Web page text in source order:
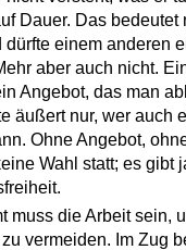
Dauer. Das bedeutet
dürfte einem anderen
aber auch nicht.
Angebot, das man
äußert nur, wer auch
Ohne Angebot,
Wahl statt; es gibt
muss die Arbeit sein,
vermeiden. Im Zug